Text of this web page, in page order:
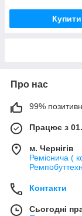
Купити
Про нас
99%
Працює з
м. Чернігів
Реміснича (
Контакти
Сьогодні